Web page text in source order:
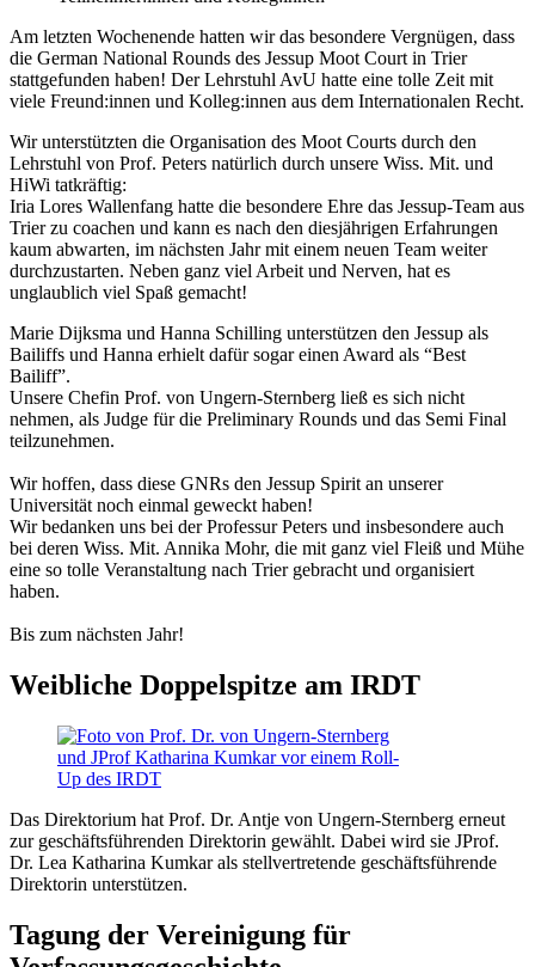
Am letzten Wochenende hatten wir das besondere Vergnügen, dass
die German National Rounds des Jessup Moot Court in Trier
stattgefunden haben! Der Lehrstuhl AvU hatte eine tolle Zeit mit
viele Freund:innen und Kolleg:innen aus dem Internationalen Recht.
Wir unterstützten die Organisation des Moot Courts durch den
Lehrstuhl von Prof. Peters natürlich durch unsere Wiss. Mit. und
HiWi tatkräftig:
Iria Lores Wallenfang hatte die besondere Ehre das Jessup-Team aus
Trier zu coachen und kann es nach den diesjährigen Erfahrungen
kaum abwarten, im nächsten Jahr mit einem neuen Team weiter
durchzustarten. Neben ganz viel Arbeit und Nerven, hat es
unglaublich viel Spaß gemacht!
Marie Dijksma und Hanna Schilling unterstützen den Jessup als
Bailiffs und Hanna erhielt dafür sogar einen Award als “Best
Bailiff”.
Unsere Chefin Prof. von Ungern-Sternberg ließ es sich nicht
nehmen, als Judge für die Preliminary Rounds und das Semi Final
teilzunehmen.
Wir hoffen, dass diese GNRs den Jessup Spirit an unserer
Universität noch einmal geweckt haben!
Wir bedanken uns bei der Professur Peters und insbesondere auch
bei deren Wiss. Mit. Annika Mohr, die mit ganz viel Fleiß und Mühe
eine so tolle Veranstaltung nach Trier gebracht und organisiert
haben.
Bis zum nächsten Jahr!
Weibliche Doppelspitze am IRDT
Das Direktorium hat Prof. Dr. Antje von Ungern-Sternberg erneut
zur geschäftsführenden Direktorin gewählt. Dabei wird sie JProf.
Dr. Lea Katharina Kumkar als stellvertretende geschäftsführende
Direktorin unterstützen.
Tagung der Vereinigung für